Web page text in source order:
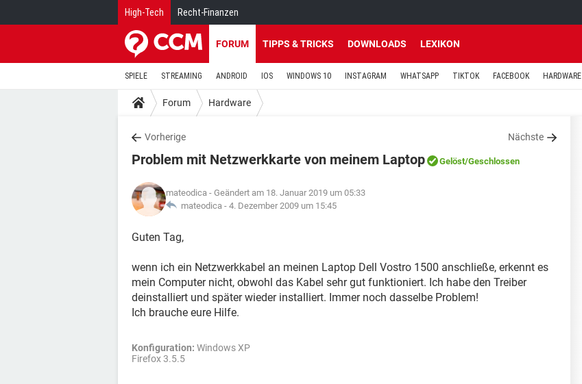
High-Tech Recht-Finanzen
FORUM TIPPS & TRICKS DOWNLOADS LEXIKON
SPIELE STREAMING ANDROID IOS WINDOWS 10 INSTAGRAM WHATSAPP TIKTOK FACEBOOK HARDWARE
Forum Hardware
Vorherige Nächste
Problem mit Netzwerkkarte von meinem Laptop Gelöst/Geschlossen
mateodica - Geändert am 18. Januar 2019 um 05:33
mateodica - 4. Dezember 2009 um 15:45
Guten Tag,
wenn ich ein Netzwerkkabel an meinen Laptop Dell Vostro 1500 anschließe, erkennt es
mein Computer nicht, obwohl das Kabel sehr gut funktioniert. Ich habe den Treiber
deinstalliert und später wieder installiert. Immer noch dasselbe Problem!
Ich brauche eure Hilfe.
Konfiguration: Windows XP
Firefox 3.5.5